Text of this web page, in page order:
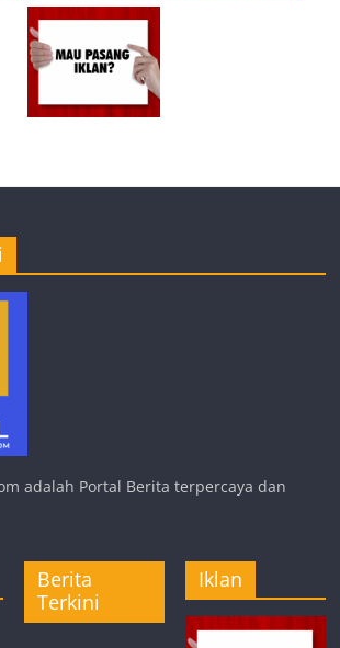
adalah Portal Berita terpercaya dan
Berita
Terkini
Iklan